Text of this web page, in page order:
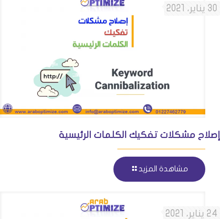
30 يناير، 2021
إصلاح مشكلات تفكيك الكلمات الرئيسية
مشاهدة المزيد
24 يناير، 2021